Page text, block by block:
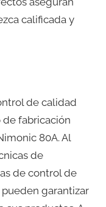
calificada y
de calidad
de fabricación
80A. Al
de
de control de
garantizar